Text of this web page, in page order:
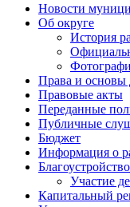
Новости
Об округе
История
Права и основы
Правовые акты
Переданные
Публичные
Бюджет
Информация о
Благоустройство
Участие
Капитальный